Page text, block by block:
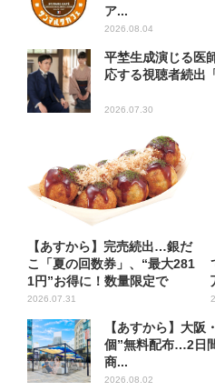
ア...
2026.08.04
平埜生成演じる医
応する視聴者続出
2026.07.30
【あすから】完売続出…銀だ
こ「夏の回数券」、“最大281
1円”お得に！数量限定で
2026.07.31
【あすから】大阪
個”無料配布…2日
商...
2026.08.02